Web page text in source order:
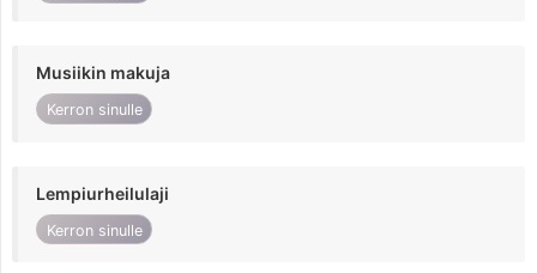
Musiikin makuja
Kerron sinulle
Lempiurheilulaji
Kerron sinulle